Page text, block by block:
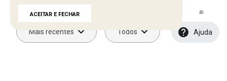
Ajuda
Mais recentes Todos
ACEITAR E FECHAR